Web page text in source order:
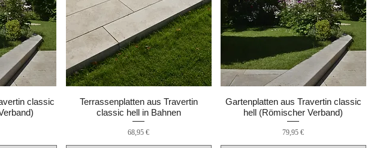
classic
Terrassenplatten aus Travertin
classic hell in Bahnen
Preis
68,95 €
Gartenplatten aus Travertin classic
hell (Römischer Verband)
Preis
79,95 €